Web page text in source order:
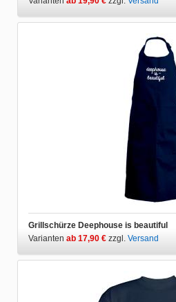
Grillschürze Deephouse is beautiful
Varianten ab 17,90 € zzgl. Versand